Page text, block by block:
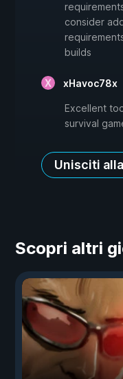
consider
builds
xHavoc78x
Excellent
survival
Unisciti
Scopri altri